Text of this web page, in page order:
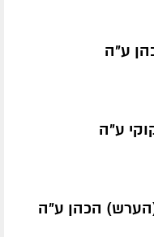
ע״ה
ע״ה
הכהן ע״ה